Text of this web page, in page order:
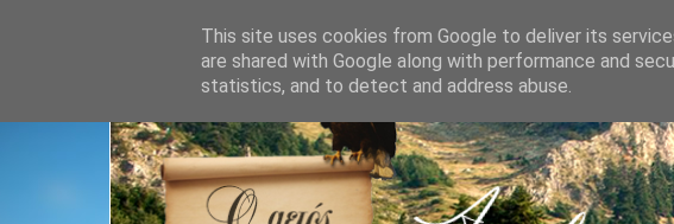
This site uses cookies from Google to deliver its
are shared with Google along with performance and
statistics, and to detect and address abuse.